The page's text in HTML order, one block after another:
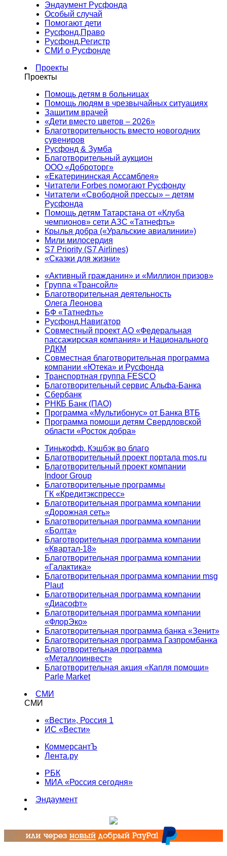
Эндаумент Русфонда
Особый случай
Помогают дети
Русфонд.Право
Русфонд.Регистр
СМИ о Русфонде
Проекты
Проекты
Помощь детям в больницах
Помощь людям в чрезвычайных ситуациях
Защитим врачей
«Дети вместо цветов – 2026»
Благотворительность вместо новогодних
сувениров
Русфонд & Зумба
Благотворительный аукцион
ООО «Доброторг»
«Екатерининская Ассамблея»
Читатели Forbes помогают Русфонду
Читатели «Свободной прессы» – детям
Русфонда
Помощь детям Татарстана от «Клуба
чемпионов» сети АЗС «Татнефть»
Крылья добра («Уральские авиалинии»)
Мили милосердия
S7 Priority (S7 Airlines)
«Сказки для жизни»
«Активный гражданин» и «Миллион призов»
Группа «Трансойл»
Благотворительная деятельность
Олега Леонова
БФ «Татнефть»
Русфонд.Навигатор
Совместный проект АО «Федеральная
пассажирская компания» и Национального
РДКМ
Совместная благотворительная программа
компании «Ютека» и Русфонда
Транспортная группа FESCO
Благотворительный сервис Альфа-Банка
Сбербанк
РНКБ Банк (ПАО)
Программа «Мультибонус» от Банка ВТБ
Программа помощи детям Свердловской
области «Росток добра»
Тинькофф. Кэшбэк во благо
Благотворительный проект портала mos.ru
Благотворительный проект компании
Indoor Group
Благотворительные программы
ГК «Кредитэкспресс»
Благотворительная программа компании
«Дорожная сеть»
Благотворительная программа компании
«Болта»
Благотворительная программа компании
«Квартал-18»
Благотворительная программа компании
«Галактика»
Благотворительная программа компании msg
Plaut
Благотворительная программа компании
«Диасофт»
Благотворительная программа компании
«ФлорЭко»
Благотворительная программа банка «Зенит»
Благотворительная программа Газпромбанка
Благотворительная программа
«Металлоинвест»
Благотворительная акция «Капля помощи»
Parle Market
СМИ
СМИ
«Вести», Россия 1
ИС «Вести»
КоммерсантЪ
Лента.ру
РБК
МИА «Россия сегодня»
Эндаумент